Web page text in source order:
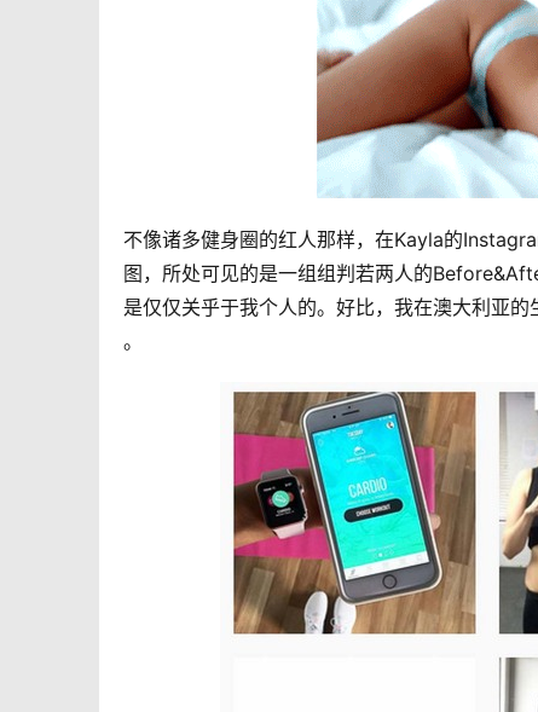
不像诸多健身圈的红人那样，在Kayla的
图，所处可见的是一组组判若两人的
是仅仅关乎于我个人的。好比，我在澳大利亚
。